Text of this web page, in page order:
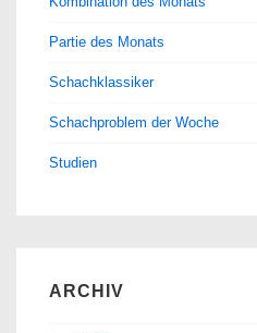
Partie des Monats
Schachklassiker
Schachproblem der Woche
Studien
ARCHIV